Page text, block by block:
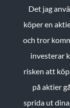
Det jag
köper en
och tror
investerar
risken att
på aktier
sprida ut